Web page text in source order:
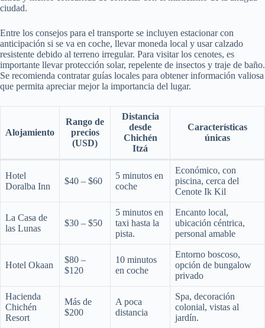
ciudad.
Entre los consejos para el transporte se incluyen estacionar con
anticipación si se va en coche, llevar moneda local y usar calzado
resistente debido al terreno irregular. Para visitar los cenotes, es
importante llevar protección solar, repelente de insectos y traje de baño.
Se recomienda contratar guías locales para obtener información valiosa
que permita apreciar mejor la importancia del lugar.
Alojamiento
Rango de
precios
(USD)
Distancia
desde
Chichén
Itzá
Características
únicas
Hotel
Doralba Inn
$40 – $60
5 minutos en
coche
Económico, con
piscina, cerca del
Cenote Ik Kil
La Casa de
las Lunas
$30 – $50
5 minutos en
taxi hasta la
pista.
Encanto local,
ubicación céntrica,
personal amable
Hotel Okaan
$80 –
$120
10 minutos
en coche
Entorno boscoso,
opción de bungalow
privado
Hacienda
Chichén
Resort
Más de
$200
A poca
distancia
Spa, decoración
colonial, vistas al
jardín.